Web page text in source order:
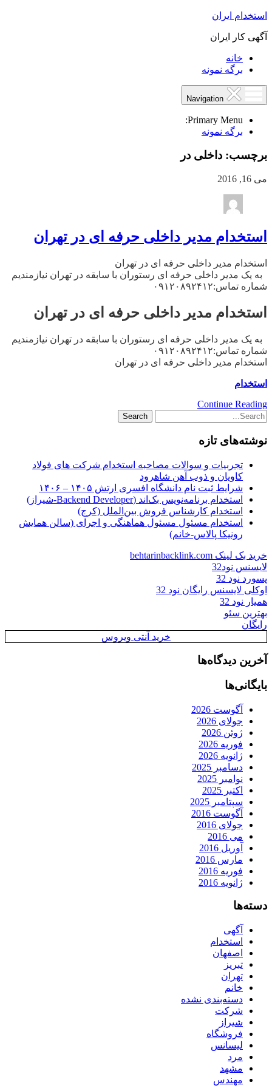
استخدام ایران
آگهی کار ایران
خانه
برگه نمونه
Primary Menu:
برگه نمونه
برچسب: داخلی در
می 16, 2016
استخدام مدیر داخلی حرفه ای در تهران
استخدام مدیر داخلی حرفه ای در تهران
به یک مدیر داخلی حرفه ای رستوران با سابقه در تهران نیازمندیم
شماره تماس:۰۹۱۲۰۸۹۲۴۱۲
استخدام مدیر داخلی حرفه ای در تهران
به یک مدیر داخلی حرفه ای رستوران با سابقه در تهران نیازمندیم
شماره تماس:۰۹۱۲۰۸۹۲۴۱۲
استخدام مدیر داخلی حرفه ای در تهران
استخدام
Continue Reading
نوشته‌های تازه
تجربیات و سوالات مصاحبه استخدام شرکت های فولاد
کاویان و ذوب آهن شاهرود
شرایط ثبت نام دانشگاه افسری ارتش ۱۴۰۵ – ۱۴۰۶
استخدام برنامه‌نویس بک‌اند (Backend Developer-شیراز)
استخدام کارشناس فروش بین‌الملل (کرج)
استخدام مسئول مسئول هماهنگی و اجرای (سالن همایش
رونیکا پالاس-خانم)
خرید بک لینک behtarinbacklink.com
لایسنس نود32
پسورد نود 32
اوکلی لایسنس رایگان نود 32
همیار نود 32
بهترین سئو
رایگان
خرید آنتی ویروس
آخرین دیدگاه‌ها
بایگانی‌ها
آگوست 2026
جولای 2026
ژوئن 2026
فوریه 2026
ژانویه 2026
دسامبر 2025
نوامبر 2025
اکتبر 2025
سپتامبر 2025
آگوست 2016
جولای 2016
می 2016
آوریل 2016
مارس 2016
فوریه 2016
ژانویه 2016
دسته‌ها
آگهی
استخدام
اصفهان
تبریز
تهران
خانم
دسته‌بندی نشده
شرکت
شیراز
فروشگاه
لیسانس
مرد
مشهد
مهندس